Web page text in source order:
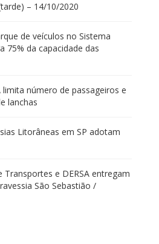
– 14/10/2020
de veículos no Sistema
75% da capacidade das
limita número de passageiros e
lanchas
Litorâneas em SP adotam
Transportes e DERSA entregam
São Sebastião /